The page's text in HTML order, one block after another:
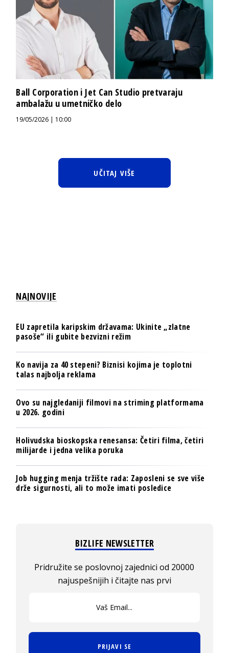
Ball Corporation i Jet Can Studio pretvaraju
ambalažu u umetničko delo
19/05/2026 | 10:00
UČITAJ VIŠE
NAJNOVIJE
EU zapretila karipskim državama: Ukinite „zlatne
pasoše“ ili gubite bezvizni režim
Ko navija za 40 stepeni? Biznisi kojima je toplotni
talas najbolja reklama
Ovo su najgledaniji filmovi na striming platformama
u 2026. godini
Holivudska bioskopska renesansa: Četiri filma, četiri
milijarde i jedna velika poruka
Job hugging menja tržište rada: Zaposleni se sve više
drže sigurnosti, ali to može imati posledice
BIZLIFE NEWSLETTER
Pridružite se poslovnoj zajednici od 20000
najuspešnijih i čitajte nas prvi
PRIJAVI SE